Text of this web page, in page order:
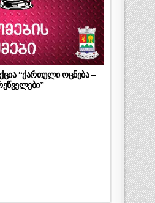
“ქართული ოცნება –